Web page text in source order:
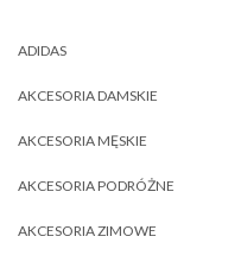
ADIDAS
AKCESORIA DAMSKIE
AKCESORIA MĘSKIE
AKCESORIA PODRÓŻNE
AKCESORIA ZIMOWE